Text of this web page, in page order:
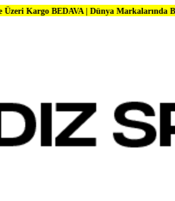
| Dünya Markalarında Büyük İndirimler